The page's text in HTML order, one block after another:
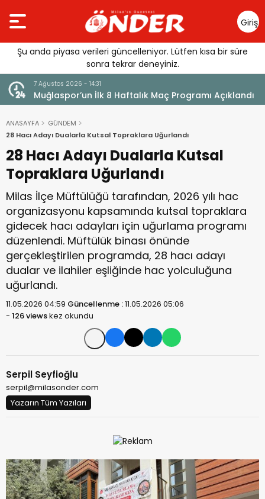
Giriş
Yap
Şu anda piyasa verileri güncelleniyor. Lütfen kısa bir süre
sonra tekrar deneyiniz.
7 Ağustos 2026 - 14:29
Saniye Özden Dualarla Son Yolculuğuna Uğurlandı
ANASAYFA
GÜNDEM
28 Hacı Adayı Dualarla Kutsal Topraklara Uğurlandı
28 Hacı Adayı Dualarla Kutsal
Topraklara Uğurlandı
Milas İlçe Müftülüğü tarafından, 2026 yılı hac
organizasyonu kapsamında kutsal topraklara
gidecek hacı adayları için uğurlama programı
düzenlendi. Müftülük binası önünde
gerçekleştirilen programda, 28 hacı adayı
dualar ve ilahiler eşliğinde hac yolculuğuna
uğurlandı.
11.05.2026 04:59 Güncellenme :11.05.2026 05:06
- 126 viewskez okundu
Serpil Seyfioğlu
serpil@milasonder.com
Yazarın Tüm Yazıları